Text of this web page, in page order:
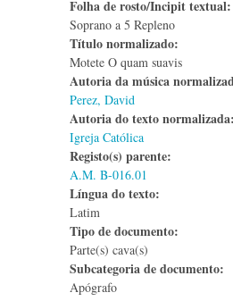
Folha de rosto/Incipit
Soprano a 5 Repleno
Título normalizado:
Motete O quam suavis
Autoria da música
Perez, David
Autoria do texto
Igreja Católica
Registo(s) parente:
A.M. B-016.01
Língua do texto:
Latim
Tipo de documento:
Parte(s) cava(s)
Subcategoria de documento:
Apógrafo